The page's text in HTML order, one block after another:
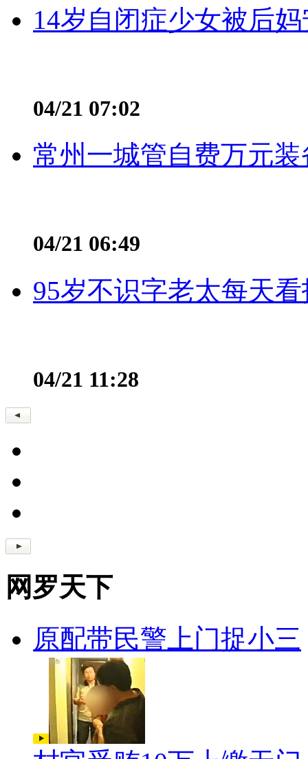
14岁自闭症少女被后
04/21 07:02
常州一城管自费万元
04/21 06:49
95岁不识字老太每天
04/21 11:28
网罗天下
原配带民警上门捉小三